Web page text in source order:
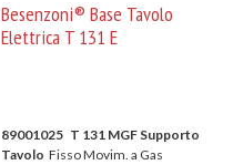
Besenzoni® Base Tavolo
Elettrica T 131 E
89001025 T 131 MGF Supporto
Tavolo Fisso Movim. a Gas